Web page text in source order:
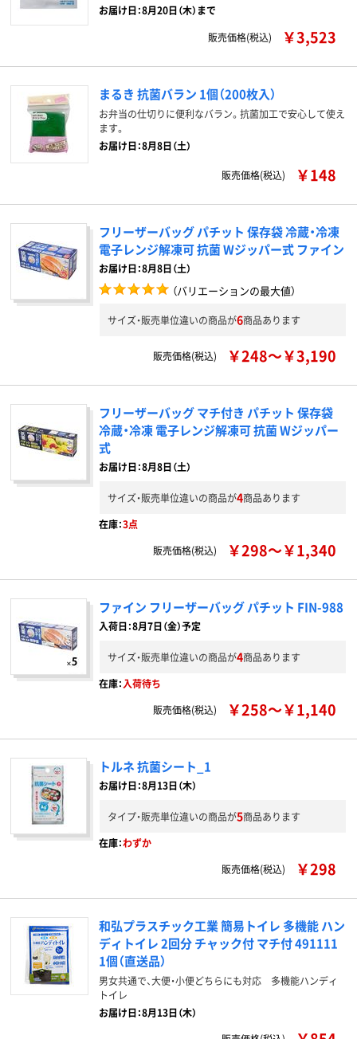
お届け日：8月20日（木）まで
販売価格(税込)
￥3,523
まるき 抗菌バラン 1個（200枚入）
お弁当の仕切りに便利なバラン。抗菌加工で安心して使え
ます。
お届け日：8月8日（土）
販売価格(税込) ￥148
フリーザーバッグ パチット 保存袋 冷蔵・冷凍
電子レンジ解凍可 抗菌 Wジッパー式 ファイン
お届け日：8月8日（土）
（バリエーションの最大値）
サイズ・販売単位違いの商品が6商品あります
販売価格(税込) ￥248～￥3,190
フリーザーバッグ マチ付き パチット 保存袋
冷蔵・冷凍 電子レンジ解凍可 抗菌 Wジッパー
式
お届け日：8月8日（土）
サイズ・販売単位違いの商品が4商品あります
在庫：3点
販売価格(税込)
￥298～￥1,340
ファイン フリーザーバッグ パチット FIN-988
入荷日：8月7日（金）予定
サイズ・販売単位違いの商品が4商品あります
在庫：入荷待ち
販売価格(税込)
￥258～￥1,140
トルネ 抗菌シート_1
お届け日：8月13日（木）
タイプ・販売単位違いの商品が5商品あります
在庫：わずか
販売価格(税込)
￥298
和弘プラスチック工業 簡易トイレ 多機能 ハン
ディトイレ 2回分 チャック付 マチ付 491111
1個（直送品）
男女共通で、大便・小便どちらにも対応 多機能ハンディ
トイレ
お届け日：8月13日（木）